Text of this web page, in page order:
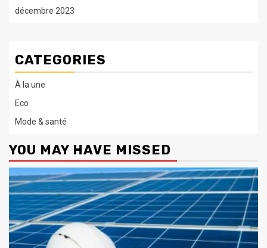
décembre 2023
CATEGORIES
À la une
Eco
Mode & santé
YOU MAY HAVE MISSED